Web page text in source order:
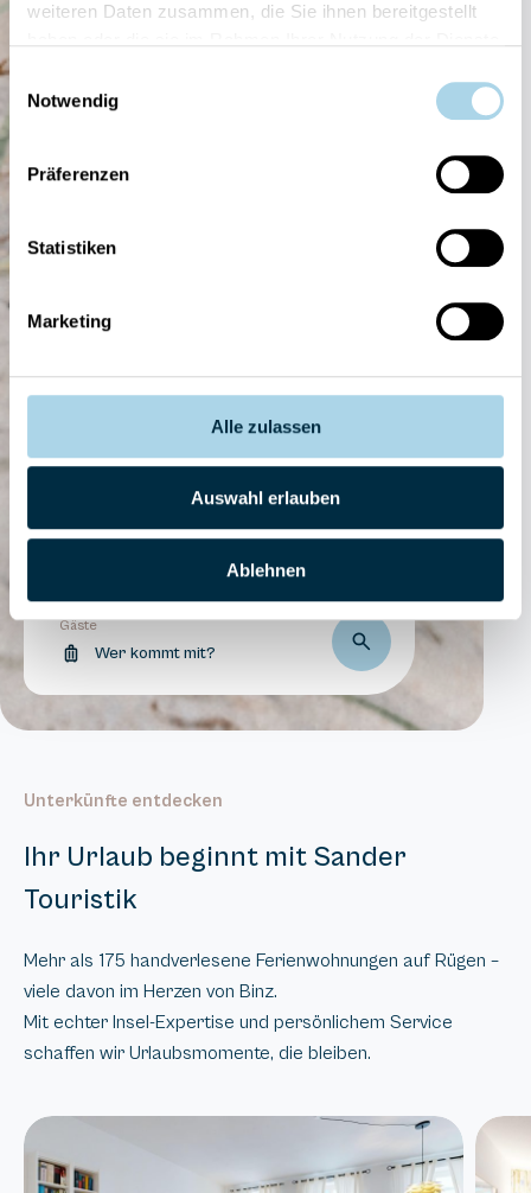
weiteren Daten zusammen, die Sie ihnen bereitgestellt
Einwilligungsauswahl
Notwendig
Präferenzen
Statistiken
Marketing
Alle zulassen
Auswahl erlauben
Ablehnen
Sander Touristik.
Über 175 Ferienunterkünfte
Gäste
Wer kommt mit?
Unterkünfte entdecken
Ihr Urlaub beginnt mit Sander
Touristik
Mehr als 175 handverlesene Ferienwohnungen auf Rügen –
viele davon im Herzen von Binz.
Mit echter Insel-Expertise und persönlichem Service
schaffen wir Urlaubsmomente, die bleiben.